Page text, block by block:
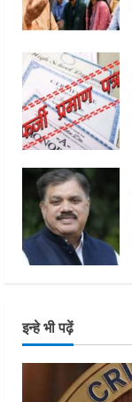
इन्हे भी पढ़ें